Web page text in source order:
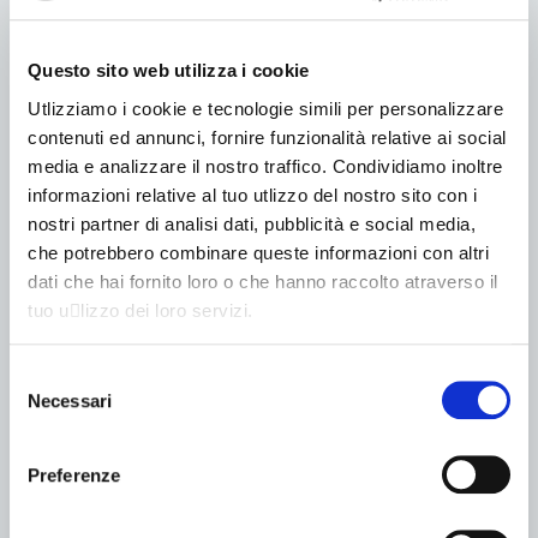
Questo sito web utilizza i cookie
Utlizziamo i cookie e tecnologie simili per personalizzare
contenuti ed annunci, fornire funzionalità relative ai social
media e analizzare il nostro traffico. Condividiamo inoltre
informazioni relative al tuo utlizzo del nostro sito con i
nostri partner di analisi dati, pubblicità e social media,
che potrebbero combinare queste informazioni con altri
dati che hai fornito loro o che hanno raccolto atraverso il
tuo u􀆟lizzo dei loro servizi.
delNecessari
Preferenze
Omologazione N1
Fino a 1225 (kg)